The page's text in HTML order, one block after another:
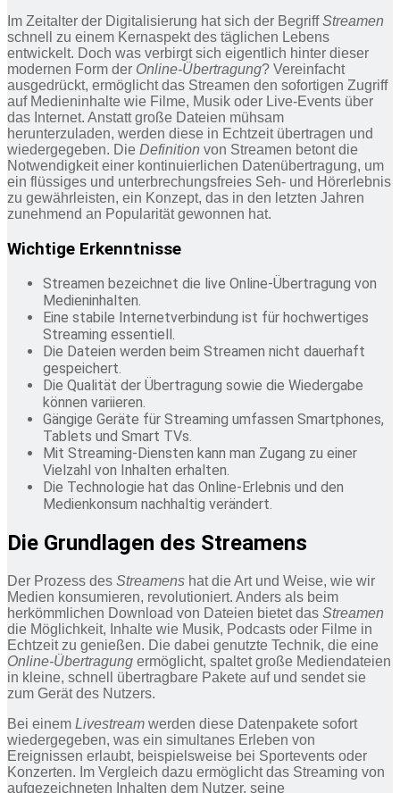
Im Zeitalter der Digitalisierung hat sich der BegriffStreamen
schnell zu einem Kernaspekt des täglichen Lebens
entwickelt. Doch was verbirgt sich eigentlich hinter dieser
modernen Form der Online-Übertragung? Vereinfacht
ausgedrückt, ermöglicht das Streamen den sofortigen Zugriff
auf Medieninhalte wie Filme, Musik oder Live-Events über
das Internet. Anstatt große Dateien mühsam
herunterzuladen, werden diese in Echtzeit übertragen und
wiedergegeben. Die Definition von Streamen betont die
Notwendigkeit einer kontinuierlichen Datenübertragung, um
ein flüssiges und unterbrechungsfreies Seh- und Hörerlebnis
zu gewährleisten, ein Konzept, das in den letzten Jahren
zunehmend an Popularität gewonnen hat.
Wichtige Erkenntnisse
Streamen bezeichnet die live Online-Übertragung von
Medieninhalten.
Eine stabile Internetverbindung ist für hochwertiges
Streaming essentiell.
Die Dateien werden beim Streamen nicht dauerhaft
gespeichert.
Die Qualität der Übertragung sowie die Wiedergabe
können variieren.
Gängige Geräte für Streaming umfassen Smartphones,
Tablets und Smart TVs.
Mit Streaming-Diensten kann man Zugang zu einer
Vielzahl von Inhalten erhalten.
Die Technologie hat das Online-Erlebnis und den
Medienkonsum nachhaltig verändert.
Die Grundlagen des Streamens
Der Prozess des Streamens hat die Art und Weise, wie wir
Medien konsumieren, revolutioniert. Anders als beim
herkömmlichen Download von Dateien bietet das Streamen
die Möglichkeit, Inhalte wie Musik, Podcasts oder Filme in
Echtzeit zu genießen. Die dabei genutzte Technik, die eine
Online-Übertragung ermöglicht, spaltet große Mediendateien
in kleine, schnell übertragbare Pakete auf und sendet sie
zum Gerät des Nutzers.
Bei einem Livestream werden diese Datenpakete sofort
wiedergegeben, was ein simultanes Erleben von
Ereignissen erlaubt, beispielsweise bei Sportevents oder
Konzerten. Im Vergleich dazu ermöglicht das Streaming von
aufgezeichneten Inhalten dem Nutzer, seine